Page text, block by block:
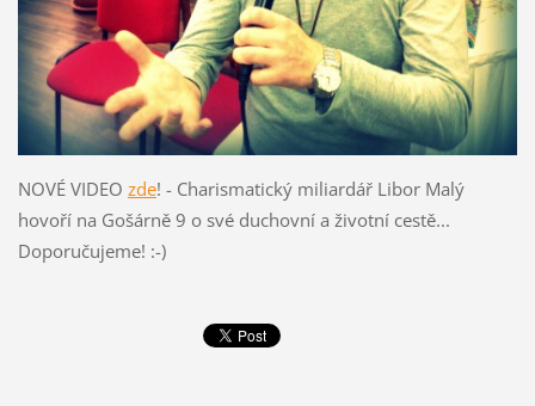
NOVÉ VIDEO zde! - Charismatický miliardář Libor Malý
hovoří na Gošárně 9 o své duchovní a životní cestě...
Doporučujeme! :-)